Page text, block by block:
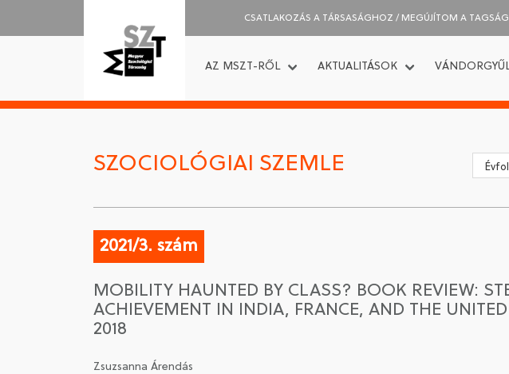
CSATLAKOZÁS A TÁRSASÁGHOZ / MEGÚJÍTOM A
AZ MSZT-RŐL AKTUALITÁSOK
SZOCIOLÓGIAI SZEMLE
2021/3. szám
MOBILITY HAUNTED BY CLASS? BOOK REVIEW:
ACHIEVEMENT IN INDIA, FRANCE, AND THE
2018
Zsuzsanna Árendás